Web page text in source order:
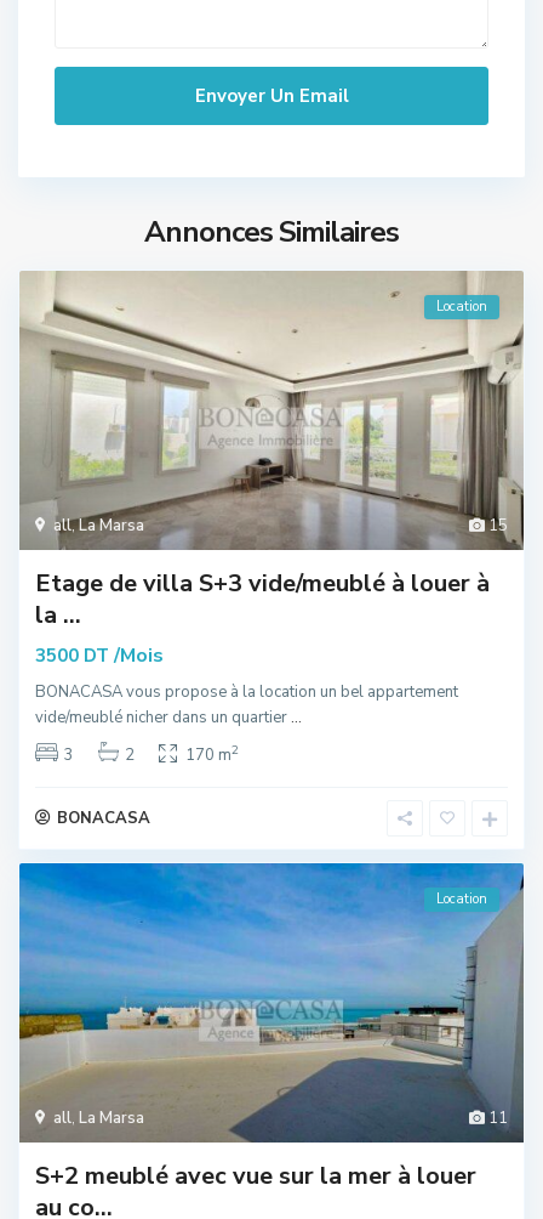
Annonces Similaires
15
all,La Marsa
Location
Etage de villa S+3 vide/meublé à louer à
la ...
3500 DT /Mois
BONACASA vous propose à la location un bel appartement
vide/meublé nicher dans un quartier...
3
2 170 m2
BONACASA
11
all, La Marsa
Location
S+2 meublé avec vue sur la mer à louer
au co...